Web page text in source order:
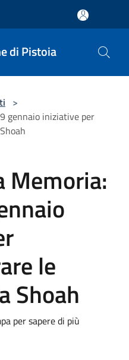
di Pistoia
>
gennaio iniziative per
Memoria:
le
Shoah
per sapere di più